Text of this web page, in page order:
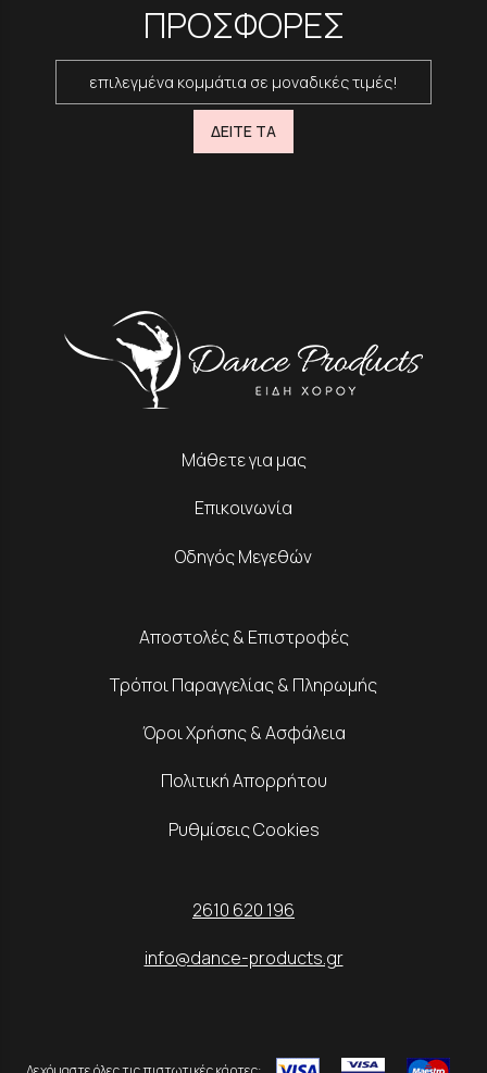
ΠΡΟΣΦΟΡΕΣ
επιλεγμένα κομμάτια σε μοναδικές τιμές!
ΔΕΙΤΕ ΤΑ
Μάθετε για μας
Επικοινωνία
Οδηγός Μεγεθών
Αποστολές & Επιστροφές
Τρόποι Παραγγελίας & Πληρωμής
Όροι Χρήσης & Ασφάλεια
Πολιτική Απορρήτου
Ρυθμίσεις Cookies
2610 620 196
info@dance-products.gr